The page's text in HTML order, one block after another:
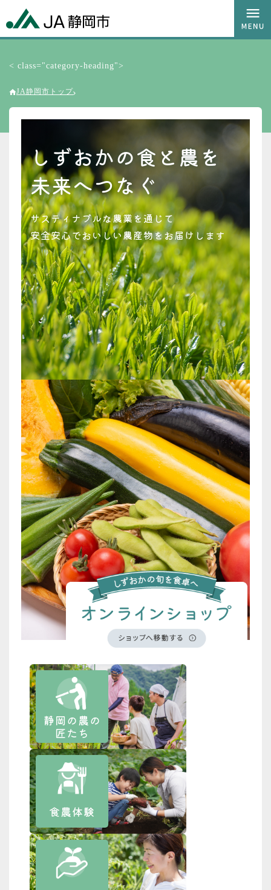
< class="category-heading">
JA静岡市トップ
しずおかの食と農を
未来へつなぐ
サスティナブルな農業を通じて
安全安心でおいしい農産物をお届けします
静岡の農の
匠たち
食農体験